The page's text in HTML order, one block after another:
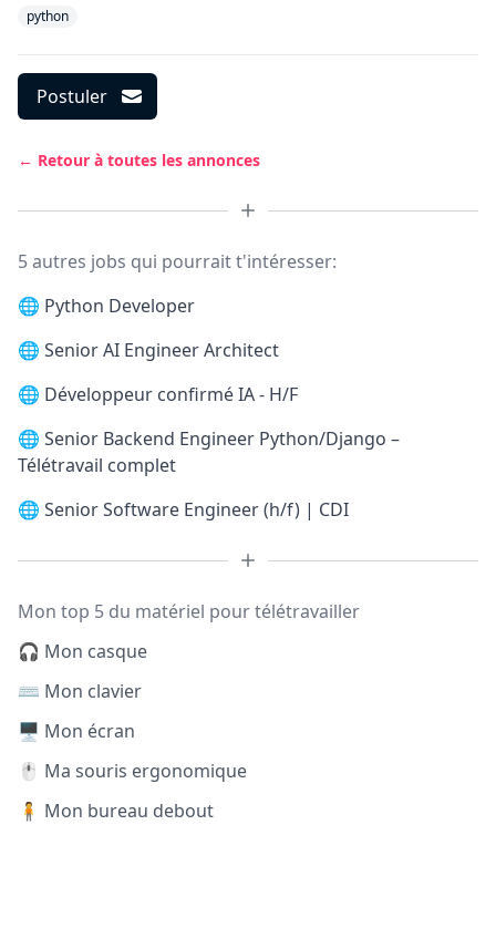
python
Postuler
← Retour à toutes les annonces
5 autres jobs qui pourrait t'intéresser:
🌐 Python Developer
🌐 Senior AI Engineer Architect
🌐 Développeur confirmé IA - H/F
🌐 Senior Backend Engineer Python/Django –
Télétravail complet
🌐 Senior Software Engineer (h/f) | CDI
Mon top 5 du matériel pour télétravailler
🎧 Mon casque
⌨️ Mon clavier
🖥️ Mon écran
🖱️ Ma souris ergonomique
🧍 Mon bureau debout